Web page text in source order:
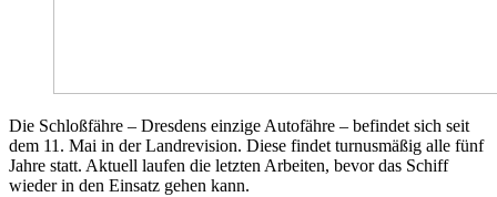
Die Schloßfähre – Dresdens einzige Autofähre – befindet sich seit
dem 11. Mai in der Landrevision. Diese findet turnusmäßig alle fünf
Jahre statt. Aktuell laufen die letzten Arbeiten, bevor das Schiff
wieder in den Einsatz gehen kann.